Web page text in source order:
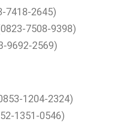
7418-2645)
7508-9398)
9692-2569)
1204-2324)
1351-0546)